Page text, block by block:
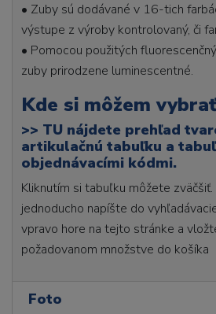
• Zuby sú dodávané v 16-tich
výstupe z výroby kontrolovaný, či
• Pomocou použitých
zuby prirodzene luminescentné.
Kde si môžem
>> TU nájdete prehľad
artikulačnú tabuľku a
objednávacími kódmi.
Kliknutím si tabuľku môžete
jednoducho napíšte do
vpravo hore na tejto stránke a
požadovanom množstve do košíka
Foto